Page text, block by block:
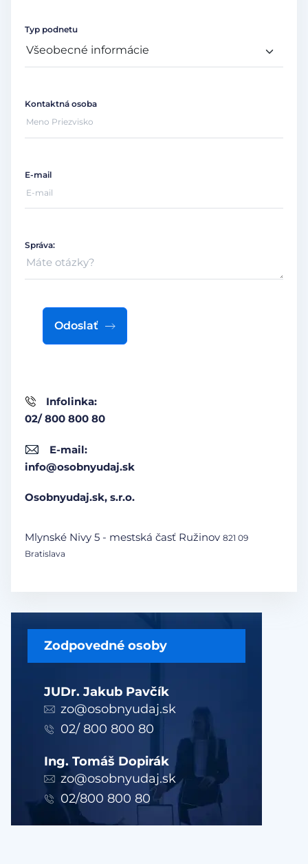
Zodpovedné osoby
JUDr. Jakub Pavčík
zo@osobnyudaj.sk
02/ 800 800 80
Ing. Tomáš Dopirák
zo@osobnyudaj.sk
02/800 800 80
Infolinka:
02/ 800 800 80
E-mail:
info@osobnyudaj.sk
Osobnyudaj.sk, s.r.o.
Mlynské Nivy 5 - mestská časť Ružinov 821 09
Bratislava
Typ podnetu
Kontaktná osoba
E-mail
Správa:
Odoslať